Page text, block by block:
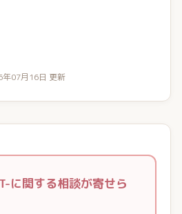
07月16日 更新
に関する相談が寄せら